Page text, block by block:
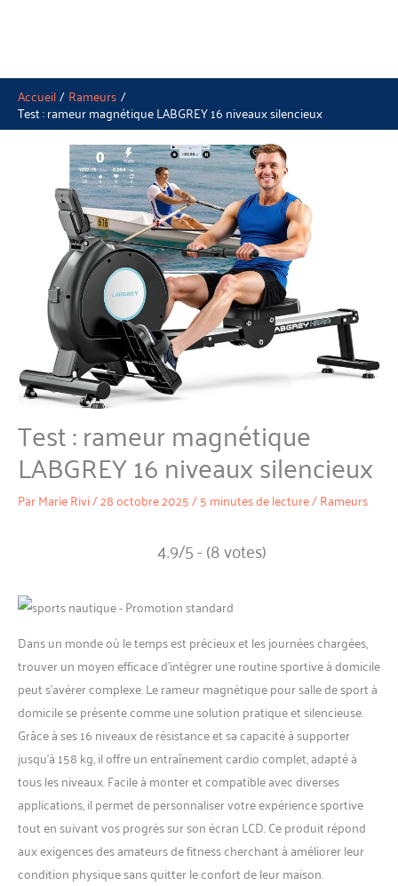
Accueil Rameurs
Test : rameur magnétique LABGREY 16 niveaux silencieux
Test : rameur magnétique
LABGREY 16 niveaux silencieux
ParMarie Rivi/28 octobre 2025/5 minutes de lecture/Rameurs
4.9/5 - (8 votes)
Dans un monde où le temps est précieux et les journées chargées,
trouver un moyen efficace d’intégrer une routine sportive à domicile
peut s’avérer complexe. Le rameur magnétique pour salle de sport à
domicile se présente comme une solution pratique et silencieuse.
Grâce à ses 16 niveaux de résistance et sa capacité à supporter
jusqu’à 158 kg, il offre un entraînement cardio complet, adapté à
tous les niveaux. Facile à monter et compatible avec diverses
applications, il permet de personnaliser votre expérience sportive
tout en suivant vos progrès sur son écran LCD. Ce produit répond
aux exigences des amateurs de fitness cherchant à améliorer leur
condition physique sans quitter le confort de leur maison.